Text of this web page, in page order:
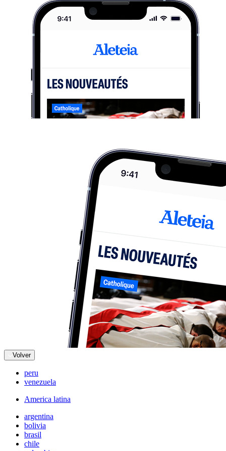
Volver
peru
venezuela
America latina
argentina
bolivia
brasil
chile